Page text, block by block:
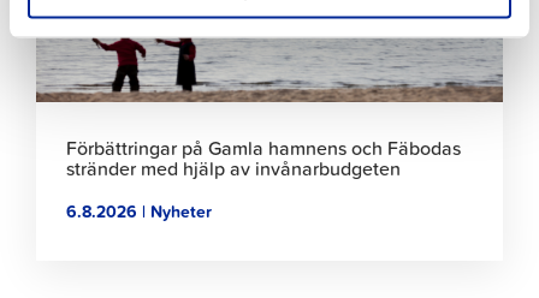
Förbättringar på Gamla hamnens och Fäbodas
stränder med hjälp av invånarbudgeten
6.8.2026 | Nyheter